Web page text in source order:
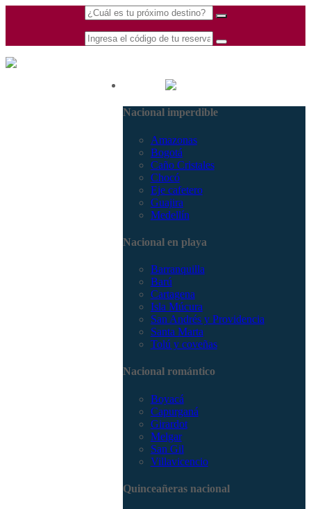
Nacional imperdible
Amazonas
Bogotá
Caño Cristales
Chocó
Eje cafetero
Guajira
Medellín
Nacional en playa
Barranquilla
Barú
Cartagena
Isla Múcura
San Andrés y Providencia
Santa Marta
Tolú y coveñas
Nacional romántico
Boyacá
Capurganá
Girardot
Melgar
San Gil
Villavicencio
Quinceañeras nacional